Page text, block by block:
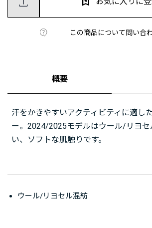
この商品について問い合
概要
汗をかきやすいアクティビティに適し
ー。2024/2025モデルはウール/リヨ
い、ソフトな肌触りです。
ウール/リヨセル混紡